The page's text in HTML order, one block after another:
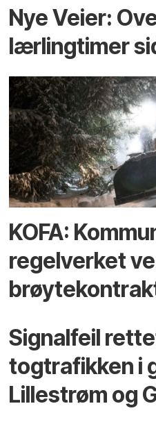
Nye Veier:
lærlingtimer
KOFA:
regelverket
Signalfeil
togtrafikken i
Lillestrøm og